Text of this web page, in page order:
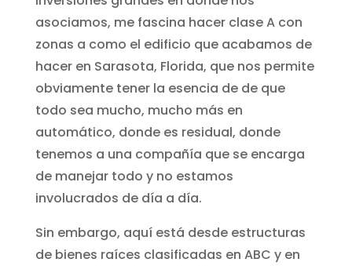
asociamos, me fascina hacer clase A con
zonas a como el edificio que acabamos de
hacer en Sarasota, Florida, que nos permite
obviamente tener la esencia de de que
todo sea mucho, mucho más en
automático, donde es residual, donde
tenemos a una compañía que se encarga
de manejar todo y no estamos
involucrados de día a día.
Sin embargo, aquí está desde estructuras
de bienes raíces clasificadas en ABC y en